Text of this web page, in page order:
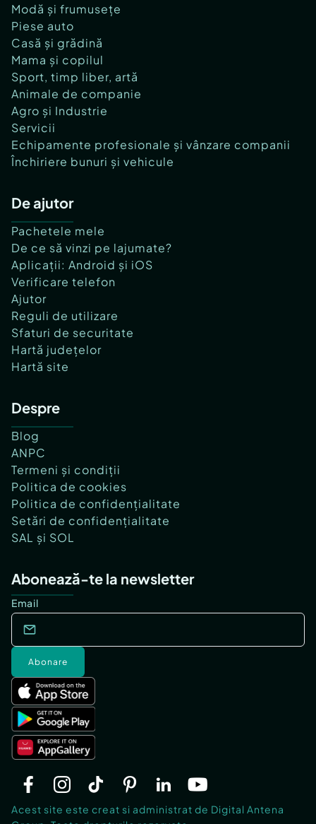
Modă și frumusețe
Piese auto
Casă și grădină
Mama și copilul
Sport, timp liber, artă
Animale de companie
Agro și Industrie
Servicii
Echipamente profesionale și vânzare companii
Închiriere bunuri și vehicule
De ajutor
Pachetele mele
De ce să vinzi pe lajumate?
Aplicații: Android și iOS
Verificare telefon
Ajutor
Reguli de utilizare
Sfaturi de securitate
Hartă județelor
Hartă site
Despre
Blog
ANPC
Termeni și condiții
Politica de cookies
Politica de confidențialitate
Setări de confidențialitate
SAL și SOL
Abonează-te la newsletter
Email
Abonare
Acest site este creat si administrat de Digital Antena